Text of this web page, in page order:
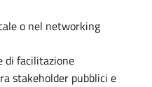
o nel networking
di facilitazione
stakeholder pubblici e